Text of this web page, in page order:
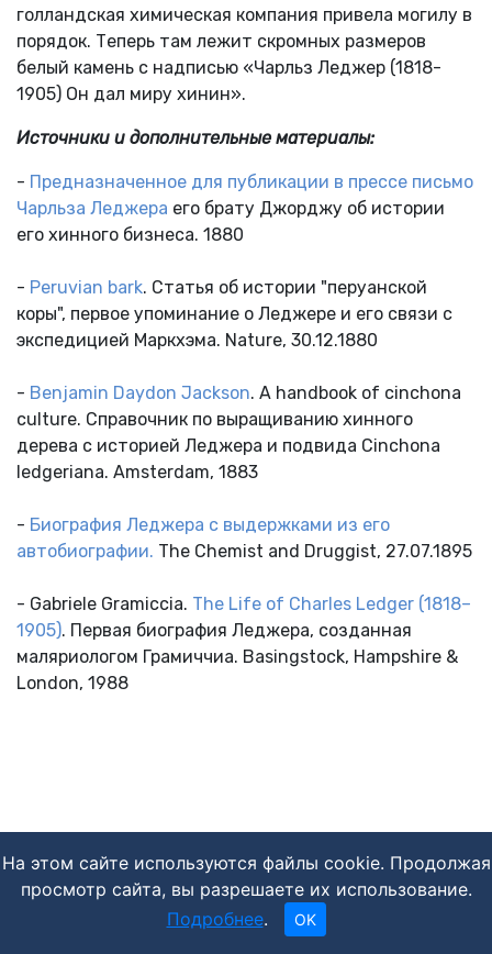
голландская химическая компания привела могилу в
порядок. Теперь там лежит скромных размеров
белый камень с надписью «Чарльз Леджер (1818-
1905) Он дал миру хинин».
Источники и дополнительные материалы:
- Предназначенное для публикации в прессе письмо
Чарльза Леджера его брату Джорджу об истории
его хинного бизнеса. 1880
- Peruvian bark. Статья об истории "перуанской
коры", первое упоминание о Леджере и его связи с
экспедицией Маркхэма. Nature, 30.12.1880
- Benjamin Daydon Jackson. A handbook of cinchona
culture. Справочник по выращиванию хинного
дерева с историей Леджера и подвида Cinchona
ledgeriana. Amsterdam, 1883
- Биография Леджера с выдержками из его
автобиографии. The Chemist and Druggist, 27.07.1895
- Gabriele Gramiccia. The Life of Charles Ledger (1818–
1905). Первая биография Леджера, созданная
маляриологом Грамиччиа. Basingstock, Hampshire &
London, 1988
На этом сайте используются файлы cookie. Продолжая
просмотр сайта, вы разрешаете их использование.
Подробнее. OK